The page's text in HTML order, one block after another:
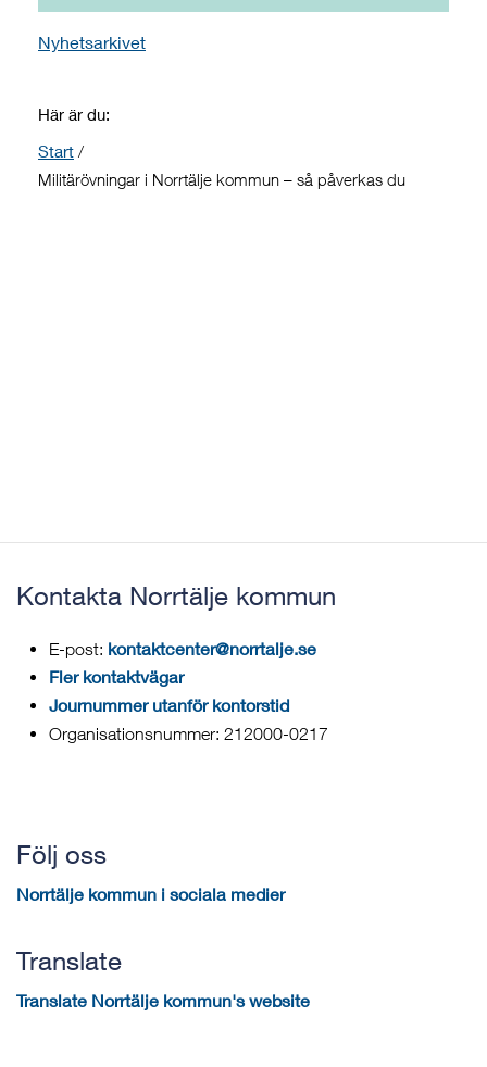
Nyhetsarkivet
Här är du:
Start /
Militärövningar i Norrtälje kommun – så påverkas du
Kontakta Norrtälje kommun
E-post: kontaktcenter@norrtalje.se
Fler kontaktvägar
Journummer utanför kontorstid
Organisationsnummer: 212000-0217
Följ oss
Norrtälje kommun i sociala medier
Translate
Translate Norrtälje kommun's website